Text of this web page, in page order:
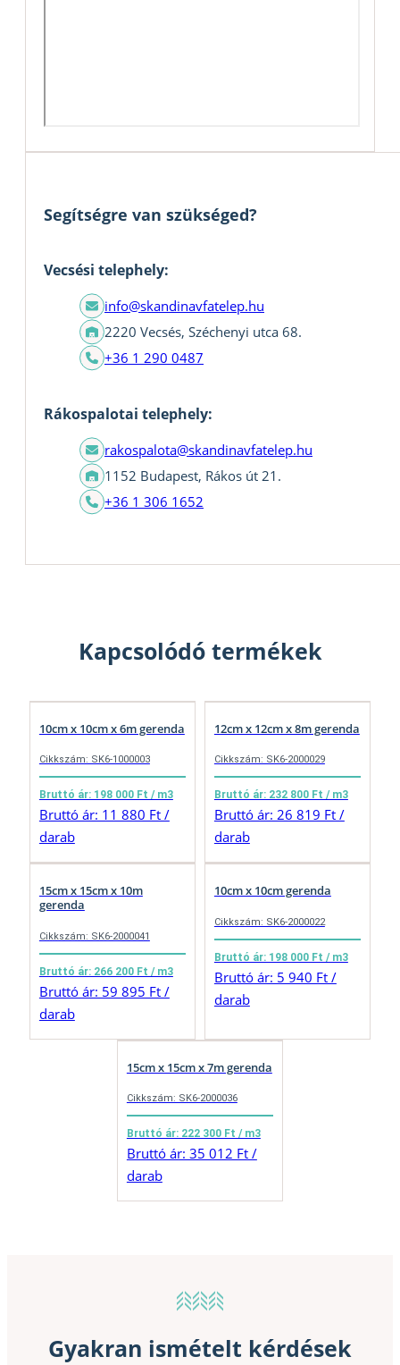
Segítségre van szükséged?
Vecsési telephely:
info@skandinavfatelep.hu
2220 Vecsés, Széchenyi utca 68.
+36 1 290 0487
Rákospalotai telephely:
rakospalota@skandinavfatelep.hu
1152 Budapest, Rákos út 21.
+36 1 306 1652
Kapcsolódó termékek
10cm x 10cm x 6m gerenda
Cikkszám: SK6-1000003
Bruttó ár: 198 000 Ft / m3
Bruttó ár: 11 880 Ft /
darab
12cm x 12cm x 8m gerenda
Cikkszám: SK6-2000029
Bruttó ár: 232 800 Ft / m3
Bruttó ár: 26 819 Ft /
darab
15cm x 15cm x 10m
gerenda
Cikkszám: SK6-2000041
Bruttó ár: 266 200 Ft / m3
Bruttó ár: 59 895 Ft /
darab
10cm x 10cm gerenda
Cikkszám: SK6-2000022
Bruttó ár: 198 000 Ft / m3
Bruttó ár: 5 940 Ft /
darab
15cm x 15cm x 7m gerenda
Cikkszám: SK6-2000036
Bruttó ár: 222 300 Ft / m3
Bruttó ár: 35 012 Ft /
darab
Gyakran ismételt kérdések